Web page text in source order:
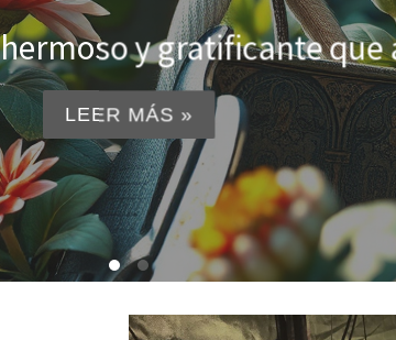
importante
...
LEER MÁS »